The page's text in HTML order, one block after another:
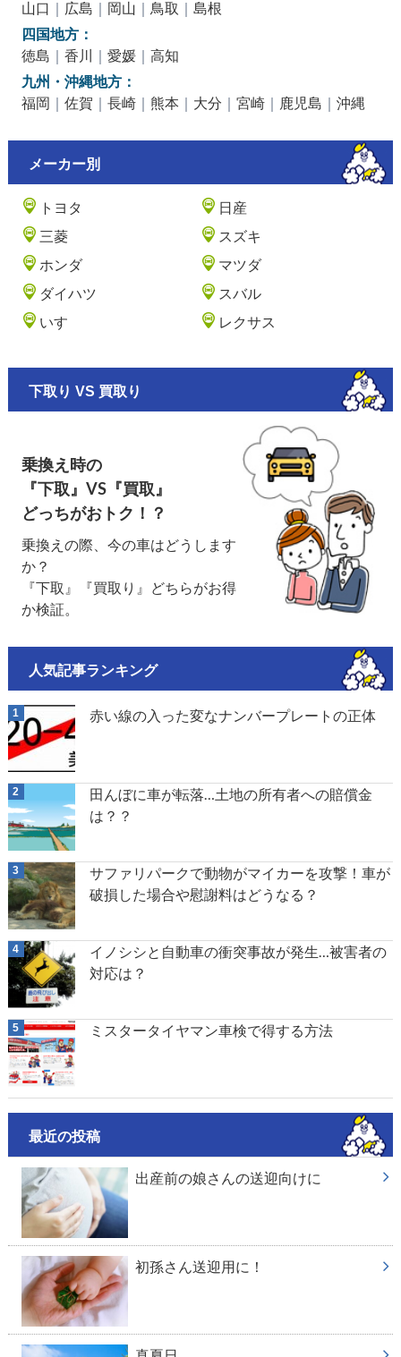
山口 ｜ 広島 ｜ 岡山 ｜ 鳥取 ｜ 島根
四国地方：
徳島 ｜ 香川 ｜ 愛媛｜ 高知
九州・沖縄地方：
福岡 ｜ 佐賀 ｜ 長崎｜ 熊本 ｜ 大分 ｜ 宮崎｜ 鹿児島 ｜ 沖縄
メーカー別
トヨタ
日産
三菱
スズキ
ホンダ
マツダ
ダイハツ
スバル
いすゞ
レクサス
下取り VS 買取り
乗換え時の
『下取』VS『買取』
どっちがおトク！？
乗換えの際、今の車はどうします
か？
『下取』『買取り』どちらがお得
か検証。
人気記事ランキング
赤い線の入った変なナンバープレートの正体
田んぼに車が転落…土地の所有者への賠償金
は？？
サファリパークで動物がマイカーを攻撃！車が
破損した場合や慰謝料はどうなる？
イノシシと自動車の衝突事故が発生…被害者の
対応は？
ミスタータイヤマン車検で得する方法
最近の投稿
出産前の娘さんの送迎向けに
初孫さん送迎用に！